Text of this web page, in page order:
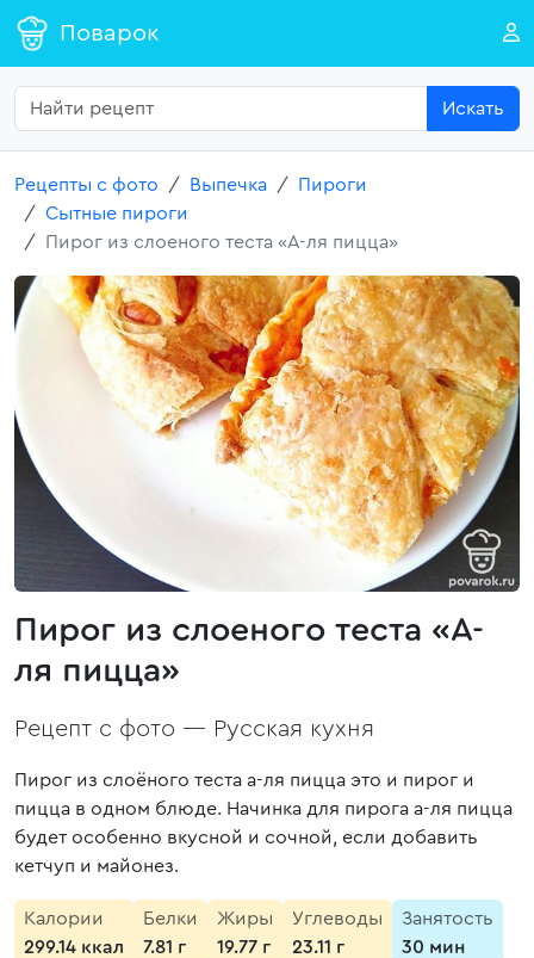
Поварок
Искать
Рецепты с фото Выпечка
Пироги
Сытные пироги
Пирог из слоеного теста «А-ля пицца»
Пирог из слоеного теста «А-
ля пицца»
Рецепт с фото — Русская кухня
Пирог из слоёного теста а-ля пицца это и пирог и
пицца в одном блюде. Начинка для пирога а-ля пицца
будет особенно вкусной и сочной, если добавить
кетчуп и майонез.
Калории
299.14 ккал
Белки
7.81 г
Жиры
19.77 г
Углеводы
23.11 г
Занятость
30 мин